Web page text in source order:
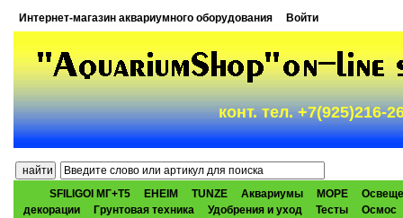
Интернет-магазин аквариумного оборудования Войти
конт. тел. +7(925)216-
SFILIGOI МГ+Т5 EHEIM TUNZE Аквариумы МОРЕ
декорации
Грунтовая техника Удобрения и уход Тесты
Осмос